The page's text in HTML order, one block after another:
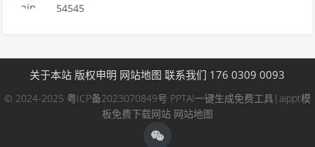
54545
关于本站 版权申明 网站地图 联系我们 176 0309 0093
© 2024-2025 粤ICP备2023070849号 PPTAI一键生成免费工具|aippt模
板免费下载网站 网站地图